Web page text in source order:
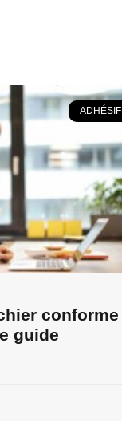
ADHÉSIF
conforme
guide